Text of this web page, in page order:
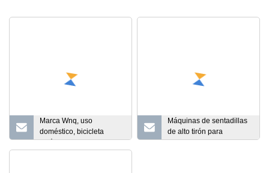
Marca Wnq, uso
doméstico, bicicleta
estática, gimnasio,
Máquinas de sentadillas
de alto tirón para
culturismo, entrenamiento